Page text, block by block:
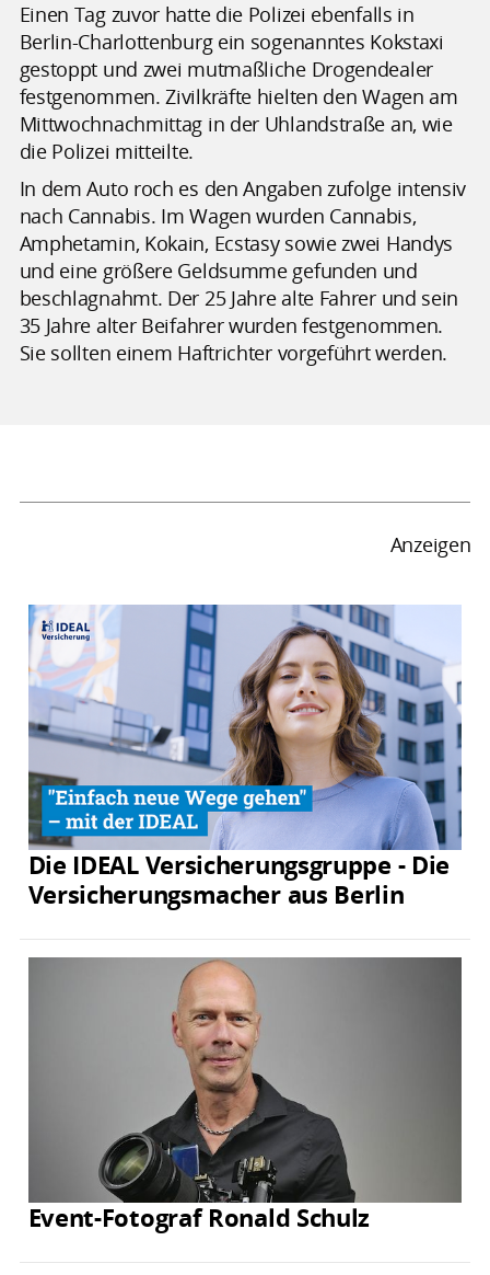
Einen Tag zuvor hatte die Polizei ebenfalls in
Berlin-Charlottenburg ein sogenanntes Kokstaxi
gestoppt und zwei mutmaßliche Drogendealer
festgenommen. Zivilkräfte hielten den Wagen am
Mittwochnachmittag in der Uhlandstraße an, wie
die Polizei mitteilte.
In dem Auto roch es den Angaben zufolge intensiv
nach Cannabis. Im Wagen wurden Cannabis,
Amphetamin, Kokain, Ecstasy sowie zwei Handys
und eine größere Geldsumme gefunden und
beschlagnahmt. Der 25 Jahre alte Fahrer und sein
35 Jahre alter Beifahrer wurden festgenommen.
Sie sollten einem Haftrichter vorgeführt werden.
Anzeigen
Die IDEAL Versicherungsgruppe - Die
Versicherungsmacher aus Berlin
Event-Fotograf Ronald Schulz